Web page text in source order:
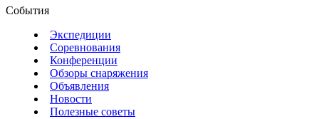
События
Экспедиции
Соревнования
Конференции
Обзоры снаряжения
Объявления
Новости
Полезные советы